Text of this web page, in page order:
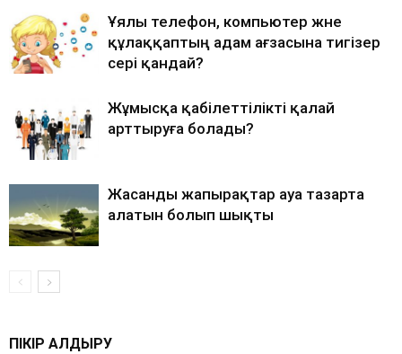
Ұялы телефон, компьютер және
құлаққаптың адам ағзасына тигізер
әсері қандай?
Жұмысқа қабілеттілікті қалай
арттыруға болады?
Жасанды жапырақтар ауа тазарта
алатын болып шықты
ПІКІР ҚАЛДЫРУ